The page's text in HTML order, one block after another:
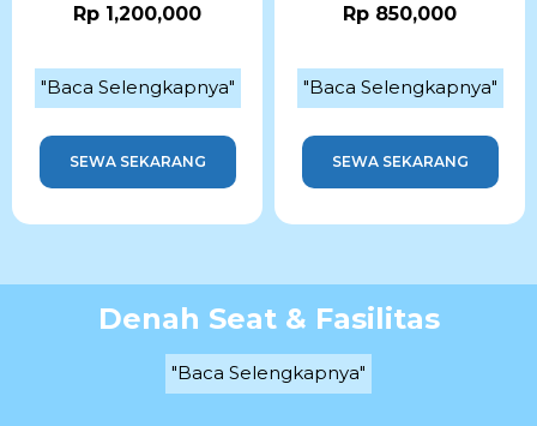
Rp 1,200,000
"Baca Selengkapnya"
SEWA SEKARANG
Rp 850,000
"Baca Selengkapnya"
SEWA SEKARANG
Denah Seat & Fasilitas
"Baca Selengkapnya"